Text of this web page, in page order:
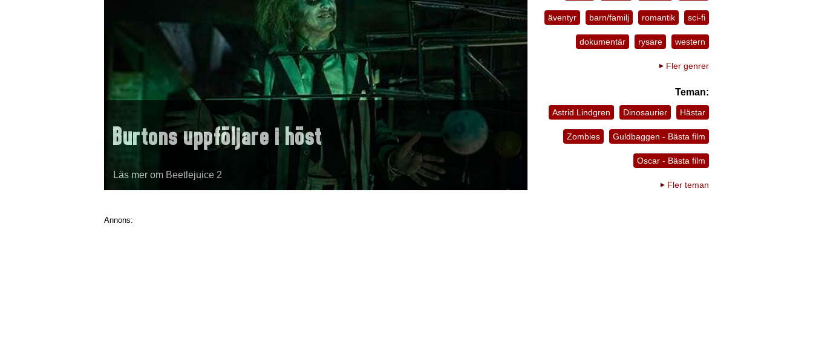
Burtons uppföljare i höst
Läs mer om Beetlejuice 2
äventyr barn/familj romantik sci-fi
dokumentär rysare western
Fler genrer
Teman:
Astrid Lindgren Dinosaurier Hästar
Zombies Guldbaggen - Bästa film
Oscar - Bästa film
Fler teman
Annons: